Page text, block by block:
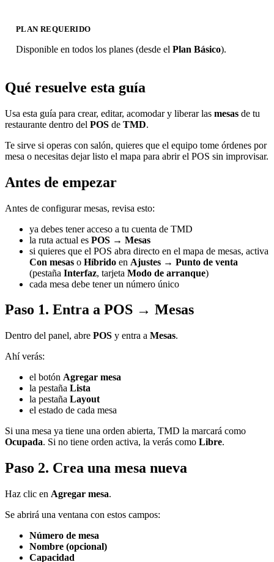
PLAN REQUERIDO
Disponible en todos los planes (desde el Plan Básico).
Qué resuelve esta guía
Usa esta guía para crear, editar, acomodar y liberar las mesas de tu
restaurante dentro del POS de TMD.
Te sirve si operas con salón, quieres que el equipo tome órdenes por
mesa o necesitas dejar listo el mapa para abrir el POS sin improvisar.
Antes de empezar
Antes de configurar mesas, revisa esto:
ya debes tener acceso a tu cuenta de TMD
la ruta actual es POS → Mesas
si quieres que el POS abra directo en el mapa de mesas, activa
Con mesas o Híbrido en Ajustes → Punto de venta
(pestaña Interfaz, tarjeta Modo de arranque)
cada mesa debe tener un número único
Paso 1. Entra a POS → Mesas
Dentro del panel, abre POS y entra a Mesas.
Ahí verás:
el botón Agregar mesa
la pestaña Lista
la pestaña Layout
el estado de cada mesa
Si una mesa ya tiene una orden abierta, TMD la marcará como
Ocupada. Si no tiene orden activa, la verás como Libre.
Paso 2. Crea una mesa nueva
Haz clic en Agregar mesa.
Se abrirá una ventana con estos campos:
Número de mesa
Nombre (opcional)
Capacidad